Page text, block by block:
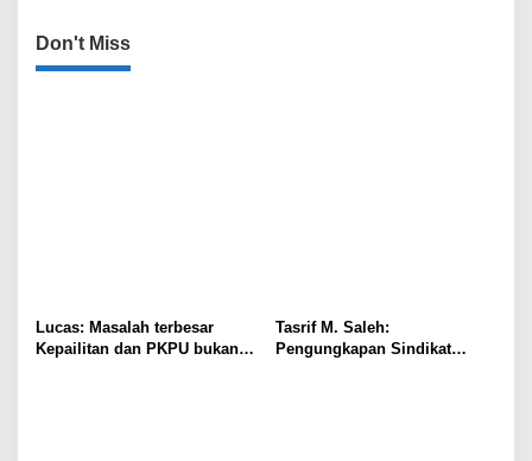
Don't Miss
Lucas: Masalah terbesar
Kepailitan dan PKPU bukan
Tasrif M. Saleh:
Pengungkapan Sindikat